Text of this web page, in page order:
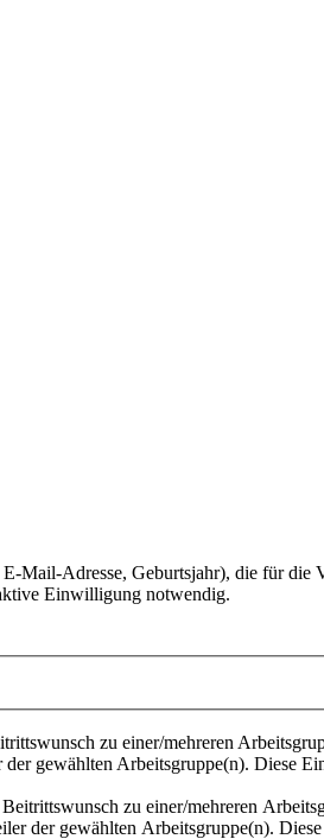
Mail-Adresse, Geburtsjahr), die für
Einwilligung notwendig.
zu einer/mehreren
gewählten Arbeitsgruppe(n). Diese
zu einer/mehreren
der gewählten Arbeitsgruppe(n).